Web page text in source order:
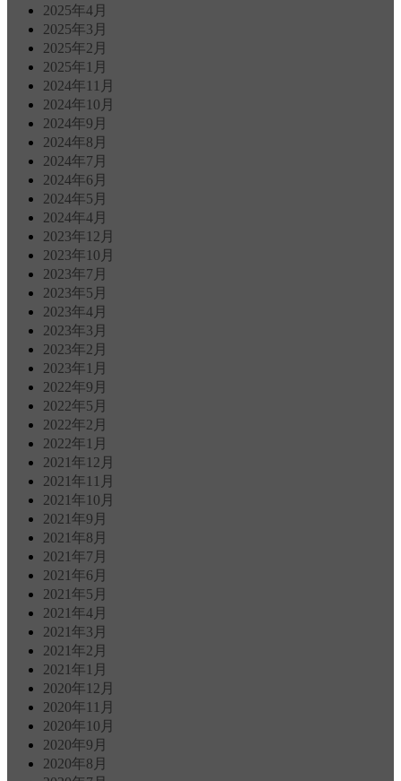
2025年4月
2025年3月
2025年2月
2025年1月
2024年11月
2024年10月
2024年9月
2024年8月
2024年7月
2024年6月
2024年5月
2024年4月
2023年12月
2023年10月
2023年7月
2023年5月
2023年4月
2023年3月
2023年2月
2023年1月
2022年9月
2022年5月
2022年2月
2022年1月
2021年12月
2021年11月
2021年10月
2021年9月
2021年8月
2021年7月
2021年6月
2021年5月
2021年4月
2021年3月
2021年2月
2021年1月
2020年12月
2020年11月
2020年10月
2020年9月
2020年8月